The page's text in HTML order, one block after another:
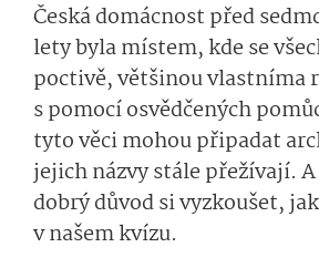
Česká domácnost před
lety byla místem, kde se
poctivě, většinou vlastníma
s pomocí osvědčených
tyto věci mohou připadat
jejich názvy stále přežívají.
dobrý důvod si vyzkoušet,
v našem kvízu.